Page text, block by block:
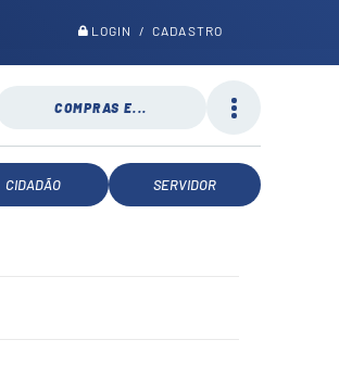
LOGIN / CADASTRO
COMPRAS E...
CIDADÃO SERVIDOR